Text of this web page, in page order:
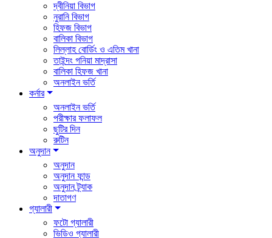
দ্বীনিয়া বিভাগ
নুরানি বিভাগ
হিফজ বিভাগ
বালিকা বিভাগ
লিল্লাহ বোর্ডিং ও এতিম খানা
তাইন্দং গনিয়া মাদ্রাসা
বালিকা হিফজ খানা
অনলাইন ভর্তি
কর্নার
অনলাইন ভর্তি
পরীক্ষার ফলাফল
ছুটির দিন
রুটিন
অনুদান
অনুদান
অনুদান ফান্ড
অনুদান ট্র্যাক
দাতাগণ
গ্যালারী
ফটো গ্যালারী
ভিডিও গ্যালারী